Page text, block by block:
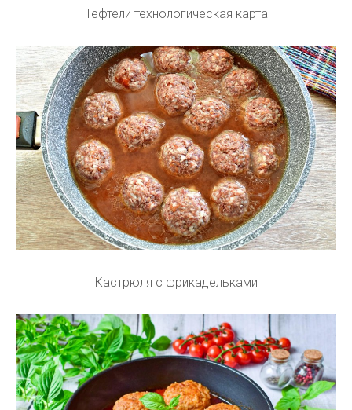
Тефтели технологическая карта
Кастрюля с фрикадельками